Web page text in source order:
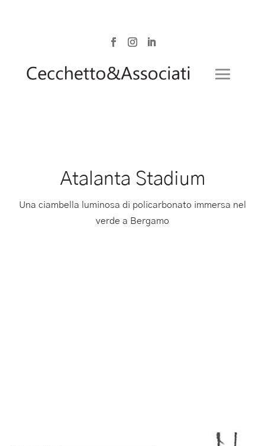
Atalanta Stadium
Una ciambella luminosa di policarbonato immersa nel
verde a Bergamo